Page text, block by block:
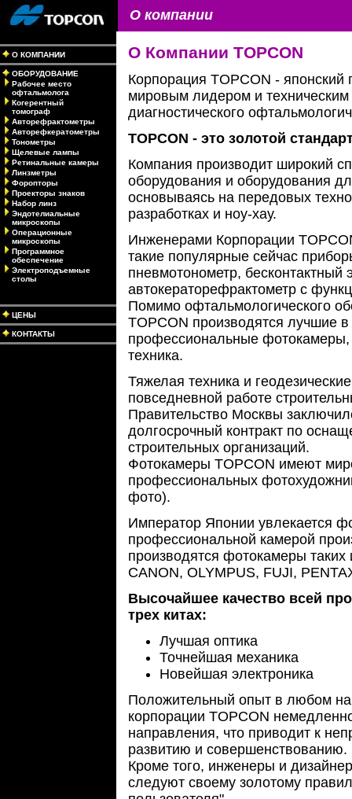
О компании
О КОМПАНИИ
ОБОРУДОВАНИЕ
Рабочее место
офтальмолога
Когерентный
томограф
Авторефрактометры
Авторефкератометры
Тонометры
Щелевые лампы
Ретинальные камеры
Линзметры
Форопторы
Проекторы знаков
Набор линз
Эндотелиальные
микроскопы
Операционные
микроскопы
Программное
обеспечение
Электроподъемные
столы
ЦЕНЫ
КОНТАКТЫ
О Компании TOPCON
Корпорация TOPCON -
мировым лидером и
диагностического
TOPCON - это золотой
Компания производит широкий
оборудования и оборудования
основываясь на передовых
разработках и ноу-хау.
Инженерами Корпорации
такие популярные сейчас
пневмотонометр, бесконтактный
автокераторефрактометр с
Помимо офтальмологического
TOPCON производятся лучшие
профессиональные фотокамеры,
техника.
Тяжелая техника и
повседневной работе
Правительство Москвы
долгосрочный контракт по
строительных организаций.
Фотокамеры TOPCON имеют
профессиональных
фото).
Император Японии увлекается
профессиональной камерой
производятся фотокамеры таких
CANON, OLYMPUS, FUJI,
Высочайшее качество всей
трех китах:
Лучшая оптика
Точнейшая механика
Новейшая электроника
Положительный опыт в любом
корпорации TOPCON
направления, что приводит к
развитию и совершенствованию.
Кроме того, инженеры и
следуют своему золотому